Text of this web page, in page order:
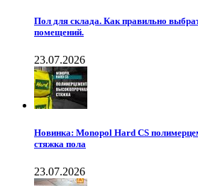
Пол для склада. Как правильно
помещений.
23.07.2026
Новинка: Monopol Hard CS
стяжка пола
23.07.2026